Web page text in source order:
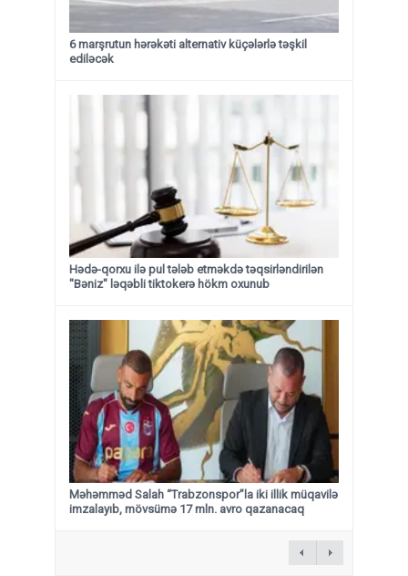
6 marşrutun hərəkəti alternativ küçələrlə təşkil
ediləcək
Hədə-qorxu ilə pul tələb etməkdə təqsirləndirilən
"Bəniz" ləqəbli tiktokerə hökm oxunub
Məhəmməd Salah “Trabzonspor”la iki illik müqavilə
imzalayıb, mövsümə 17 mln. avro qazanacaq